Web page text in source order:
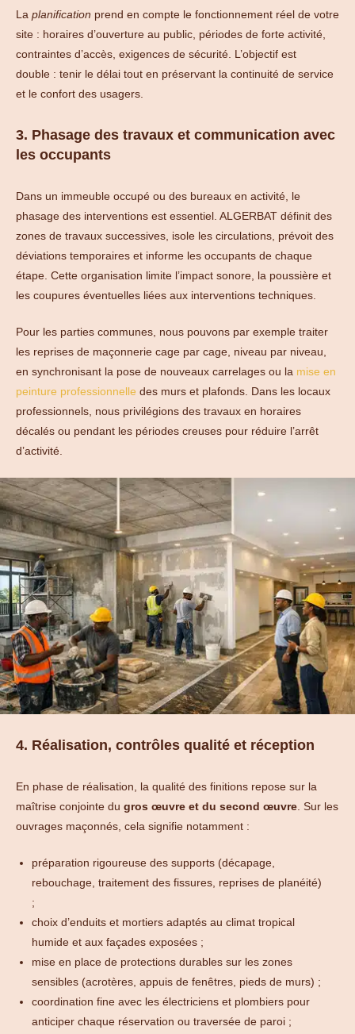
La planification prend en compte le fonctionnement réel de votre
site : horaires d’ouverture au public, périodes de forte activité,
contraintes d’accès, exigences de sécurité. L’objectif est
double : tenir le délai tout en préservant la continuité de service
et le confort des usagers.
3. Phasage des travaux et communication avec
les occupants
Dans un immeuble occupé ou des bureaux en activité, le
phasage des interventions est essentiel. ALGERBAT définit des
zones de travaux successives, isole les circulations, prévoit des
déviations temporaires et informe les occupants de chaque
étape. Cette organisation limite l’impact sonore, la poussière et
les coupures éventuelles liées aux interventions techniques.
Pour les parties communes, nous pouvons par exemple traiter
les reprises de maçonnerie cage par cage, niveau par niveau,
en synchronisant la pose de nouveaux carrelages ou la mise en
peinture professionnelle des murs et plafonds. Dans les locaux
professionnels, nous privilégions des travaux en horaires
décalés ou pendant les périodes creuses pour réduire l’arrêt
d’activité.
4. Réalisation, contrôles qualité et réception
En phase de réalisation, la qualité des finitions repose sur la
maîtrise conjointe du gros œuvre et du second œuvre. Sur les
ouvrages maçonnés, cela signifie notamment :
préparation rigoureuse des supports (décapage,
rebouchage, traitement des fissures, reprises de planéité)
;
choix d’enduits et mortiers adaptés au climat tropical
humide et aux façades exposées ;
mise en place de protections durables sur les zones
sensibles (acrotères, appuis de fenêtres, pieds de murs) ;
coordination fine avec les électriciens et plombiers pour
anticiper chaque réservation ou traversée de paroi ;